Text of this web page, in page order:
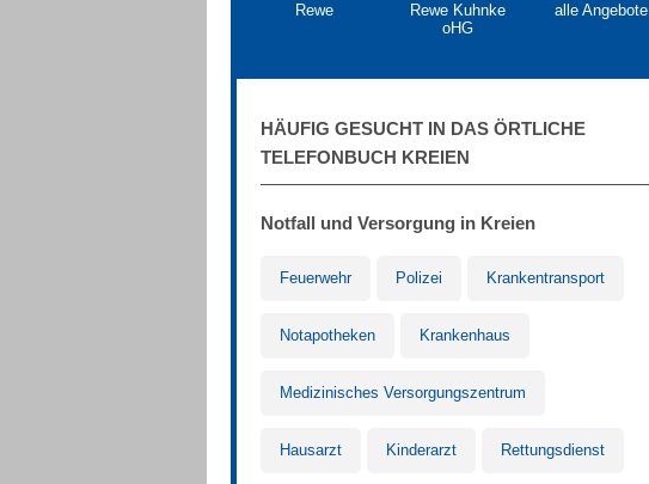
Rewe
Rewe Kuhnke
oHG
alle Angebote
HÄUFIG GESUCHT IN DAS ÖRTLICHE
TELEFONBUCH KREIEN
Notfall und Versorgung in Kreien
Feuerwehr Polizei Krankentransport
Notapotheken Krankenhaus
Medizinisches Versorgungszentrum
Hausarzt Kinderarzt Rettungsdienst